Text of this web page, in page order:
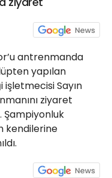
antrenmanda
yapılan
işletmecisi Sayın
ziyaret
Şampiyonluk
kendilerine